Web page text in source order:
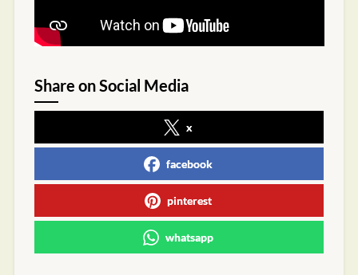
Share on Social Media
x
facebook
pinterest
whatsapp